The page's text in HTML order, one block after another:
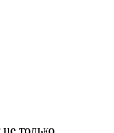
только